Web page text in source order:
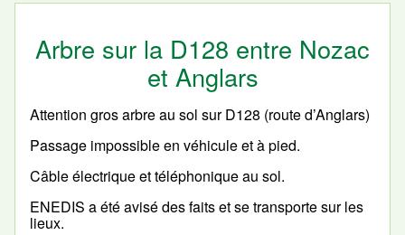
Arbre sur la D128 entre Nozac
et Anglars
Attention gros arbre au sol sur D128 (route d’Anglars)
Passage impossible en véhicule et à pied.
Câble électrique et téléphonique au sol.
ENEDIS a été avisé des faits et se transporte sur les
lieux.